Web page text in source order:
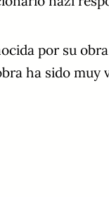
por su
ha sido